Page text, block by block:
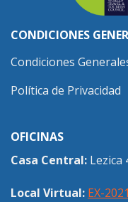
CONDICIONES
Condiciones
Política de Privacidad
OFICINAS
Casa Central: Lezica
Local Virtual: EX-